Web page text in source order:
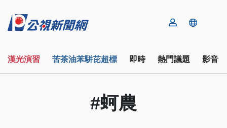
漢光演習 苦茶油苯駢芘超標 即時 熱門議題 影音
#蚵農